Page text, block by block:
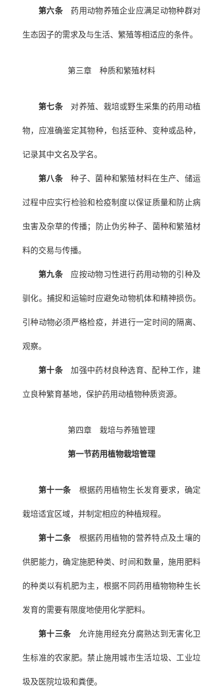
第六条药用动物养殖企业应满足动物种群对
生态因子的需求及与生活、繁殖等相适应的条件。
第三章 种质和繁殖材料
第七条对养殖、栽培或野生采集的药用动植
物，应准确鉴定其物种，包括亚种、变种或品种，
记录其中文名及学名。
第八条种子、菌种和繁殖材料在生产、储运
过程中应实行检验和检疫制度以保证质量和防止病
虫害及杂草的传播；防止伪劣种子、菌种和繁殖材
料的交易与传播。
第九条应按动物习性进行药用动物的引种及
驯化。捕捉和运输时应避免动物机体和精神损伤。
引种动物必须严格检疫，并进行一定时间的隔离、
观察。
第十条加强中药材良种选育、配种工作，建
立良种繁育基地，保护药用动植物种质资源。
第四章 栽培与养殖管理
第一节药用植物栽培管理
第十一条根据药用植物生长发育要求，确定
栽培适宜区域，并制定相应的种植规程。
第十二条根据药用植物的营养特点及土壤的
供肥能力，确定施肥种类、时间和数量，施用肥料
的种类以有机肥为主，根据不同药用植物物种生长
发育的需要有限度地使用化学肥料。
第十三条允许施用经充分腐熟达到无害化卫
生标准的农家肥。禁止施用城市生活垃圾、工业垃
圾及医院垃圾和粪便。